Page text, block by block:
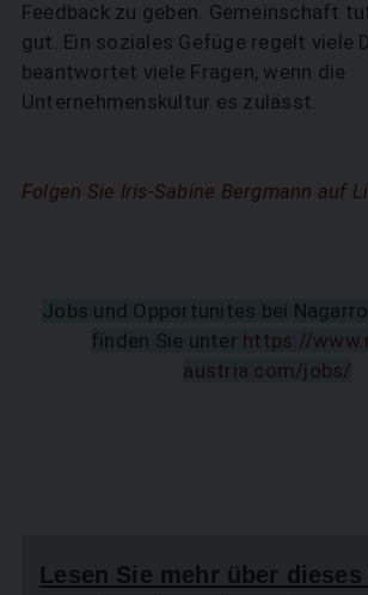
Feedback zu geben. Gemeinschaft
gut. Ein soziales Gefüge regelt viele
beantwortet viele Fragen, wenn die
Unternehmenskultur es zulässt.
Folgen Sie Iris-Sabine Bergmann auf
Jobs und Opportunites bei
finden Sie unter https://
austria.com/jobs/
Lesen Sie mehr über dieses